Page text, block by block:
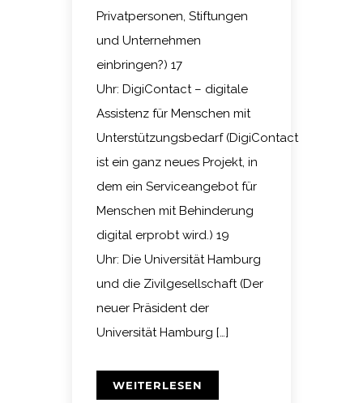
Privatpersonen, Stiftungen
und Unternehmen
einbringen?) 17
Uhr: DigiContact – digitale
Assistenz für Menschen mit
Unterstützungsbedarf (DigiContact
ist ein ganz neues Projekt, in
dem ein Serviceangebot für
Menschen mit Behinderung
digital erprobt wird.) 19
Uhr: Die Universität Hamburg
und die Zivilgesellschaft (Der
neuer Präsident der
Universität Hamburg […]
WEITERLESEN